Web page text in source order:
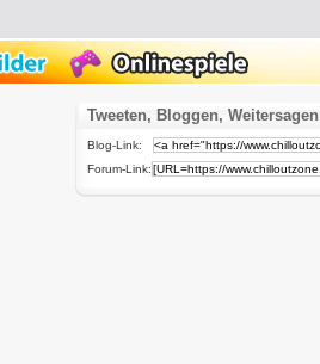
Tweeten, Bloggen, Weitersagen
Blog-Link:
Forum-Link: